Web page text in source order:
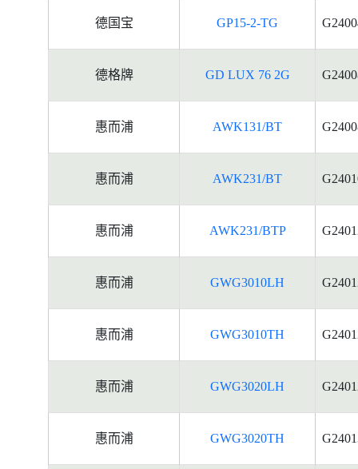
德国宝 GP15-2-TG
德格牌 GD LUX 76 2G
惠而浦 AWK131/BT
惠而浦 AWK231/BT
惠而浦 AWK231/BTP
惠而浦 GWG3010LH
惠而浦 GWG3010TH
惠而浦 GWG3020LH
惠而浦 GWG3020TH